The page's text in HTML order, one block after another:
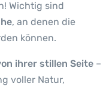
Wichtig sind
, an denen die
können.
ihrer stillen Seite –
voller Natur,